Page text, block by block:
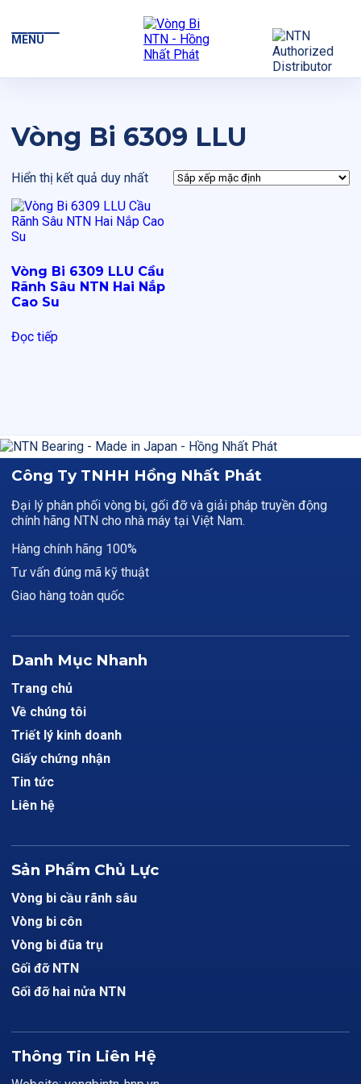
MENU
Vòng Bi 6309 LLU
Hiển thị kết quả duy nhất
Vòng Bi 6309 LLU Cầu
Rãnh Sâu NTN Hai Nắp
Cao Su
Đọc tiếp
Công Ty TNHH Hồng Nhất Phát
Đại lý phân phối vòng bi, gối đỡ và giải pháp truyền động
chính hãng NTN cho nhà máy tại Việt Nam.
Hàng chính hãng 100%
Tư vấn đúng mã kỹ thuật
Giao hàng toàn quốc
Danh Mục Nhanh
Trang chủ
Về chúng tôi
Triết lý kinh doanh
Giấy chứng nhận
Tin tức
Liên hệ
Sản Phẩm Chủ Lực
Vòng bi cầu rãnh sâu
Vòng bi côn
Vòng bi đũa trụ
Gối đỡ NTN
Gối đỡ hai nửa NTN
Thông Tin Liên Hệ